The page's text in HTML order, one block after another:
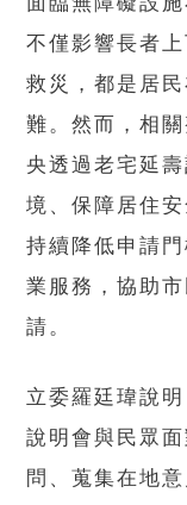
不僅影響長者
救災，都是居
難。然而，相
央透過老宅延
境、保障居住
持續降低申請
業服務，協助
請。
立委羅廷瑋說
說明會與民眾
問、蒐集在地